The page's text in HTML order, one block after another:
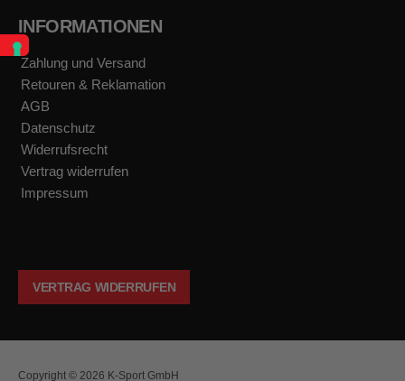
INFORMATIONEN
Zahlung und Versand
Retouren & Reklamation
AGB
Datenschutz
Widerrufsrecht
Vertrag widerrufen
Impressum
VERTRAG WIDERRUFEN
Copyright © 2026 K-Sport GmbH